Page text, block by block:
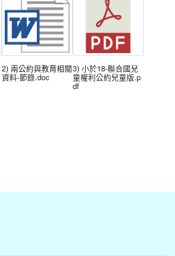
2) 兩公約與教育相關
資料-節錄.doc
3) 小於18-聯合國兒
童權利公約兒童版.p
df